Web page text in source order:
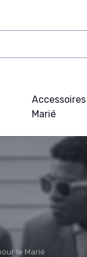
Marié
le Marié